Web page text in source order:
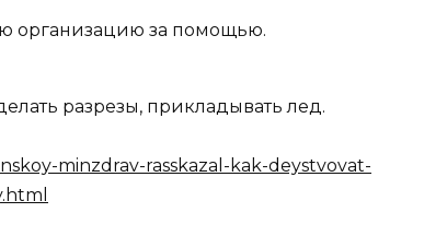
организацию за помощью.
разрезы, прикладывать лед.
minzdrav-rasskazal-kak-deystvovat-